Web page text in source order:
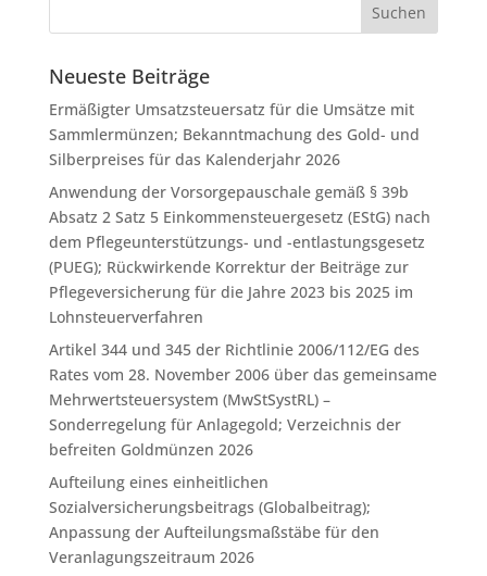
Neueste Beiträge
Ermäßigter Umsatzsteuersatz für die Umsätze mit
Sammlermünzen; Bekanntmachung des Gold- und
Silberpreises für das Kalenderjahr 2026
Anwendung der Vorsorgepauschale gemäß § 39b
Absatz 2 Satz 5 Einkommensteuergesetz (EStG) nach
dem Pflegeunterstützungs- und -entlastungsgesetz
(PUEG); Rückwirkende Korrektur der Beiträge zur
Pflegeversicherung für die Jahre 2023 bis 2025 im
Lohnsteuerverfahren
Artikel 344 und 345 der Richtlinie 2006/112/EG des
Rates vom 28. November 2006 über das gemeinsame
Mehrwertsteuersystem (MwStSystRL) –
Sonderregelung für Anlagegold; Verzeichnis der
befreiten Goldmünzen 2026
Aufteilung eines einheitlichen
Sozialversicherungsbeitrags (Globalbeitrag);
Anpassung der Aufteilungsmaßstäbe für den
Veranlagungszeitraum 2026